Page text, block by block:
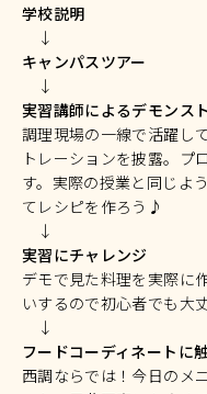
学校説明
↓
キャンパスツアー
↓
実習講師によるデモンス
調理現場の一線で活躍し
トレーションを披露。プ
す。実際の授業と同じよ
てレシピを作ろう♪
↓
実習にチャレンジ
デモで見た料理を実際に
いするので初心者でも大
↓
フードコーディネートに
西調ならでは！今日のメ